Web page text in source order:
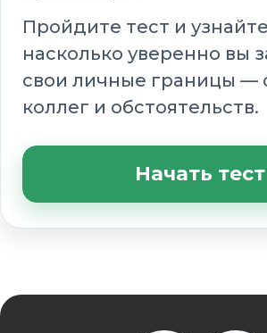
Пройдите тест и
насколько уверенно вы
свои личные границы —
коллег и обстоятельств.
Начать тест